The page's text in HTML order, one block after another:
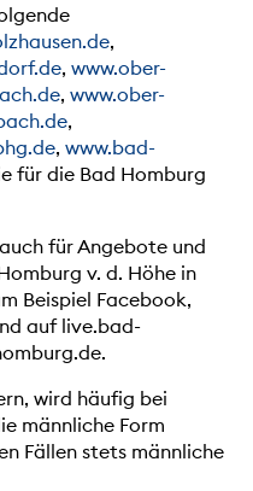
,
, www.ober-
, www.ober-
,
, www.bad-
für die Bad Homburg
für Angebote und
v. d. Höhe in
Beispiel Facebook,
auf live.bad-
wird häufig bei
männliche Form
Fällen stets männliche